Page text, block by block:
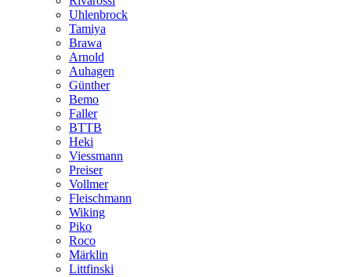
Uhlenbrock
Tamiya
Brawa
Arnold
Auhagen
Günther
Bemo
Faller
BTTB
Heki
Viessmann
Preiser
Vollmer
Fleischmann
Wiking
Piko
Roco
Märklin
Littfinski